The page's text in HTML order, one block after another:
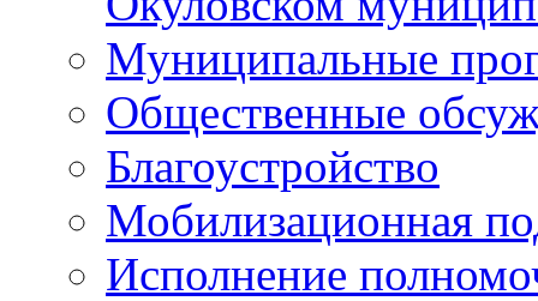
Муниципальные
Общественные
Благоустройство
Мобилизационная
Исполнение